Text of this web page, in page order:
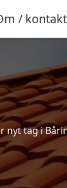
/ kontakt
tag i